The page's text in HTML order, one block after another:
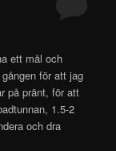
ett mål och
för att jag
på pränt, för att
1.5-2
och dra